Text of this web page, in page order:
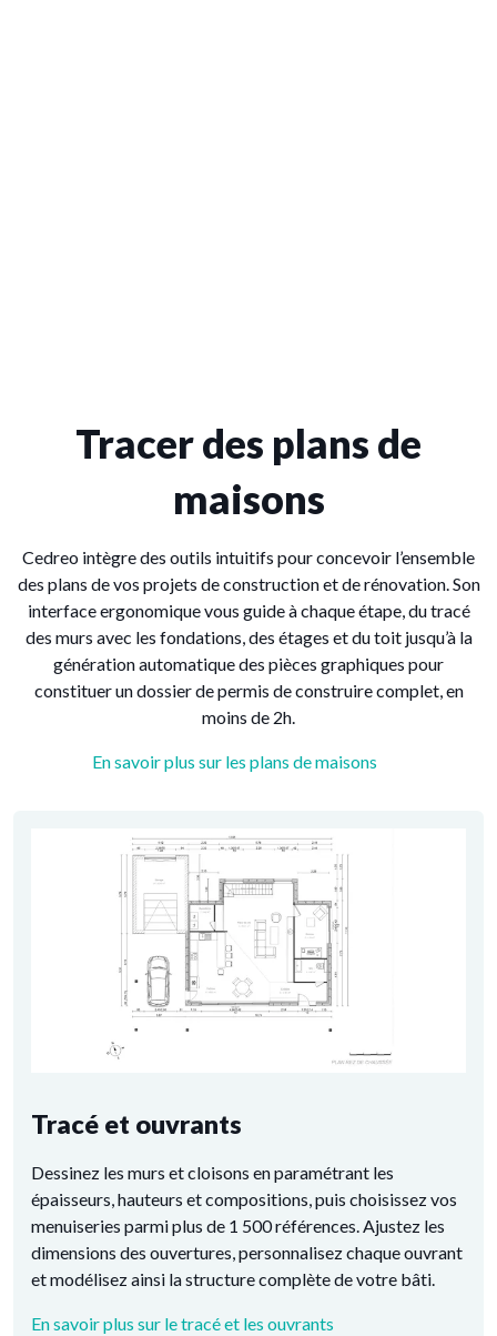
Tracer des plans de
maisons
Cedreo intègre des outils intuitifs pour concevoir l’ensemble
des plans de vos projets de construction et de rénovation. Son
interface ergonomique vous guide à chaque étape, du tracé
des murs avec les fondations, des étages et du toit jusqu’à la
génération automatique des pièces graphiques pour
constituer un dossier de permis de construire complet, en
moins de 2h.
En savoir plus sur les plans de maisons
Tracé et ouvrants
Dessinez les murs et cloisons en paramétrant les
épaisseurs, hauteurs et compositions, puis choisissez vos
menuiseries parmi plus de 1 500 références. Ajustez les
dimensions des ouvertures, personnalisez chaque ouvrant
et modélisez ainsi la structure complète de votre bâti.
En savoir plus sur le tracé et les ouvrants